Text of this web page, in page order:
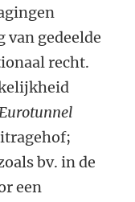
van gedeelde
recht.
bv. in de
een